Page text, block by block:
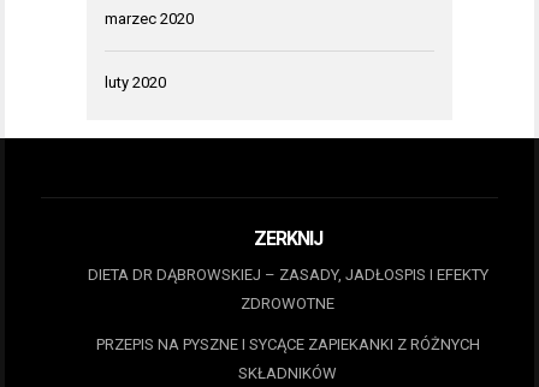
marzec 2020
luty 2020
ZERKNIJ
DIETA DR DĄBROWSKIEJ – ZASADY, JADŁOSPIS I EFEKTY
ZDROWOTNE
PRZEPIS NA PYSZNE I SYCĄCE ZAPIEKANKI Z RÓŻNYCH
SKŁADNIKÓW